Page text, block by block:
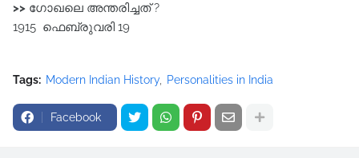
>> ഗോഖലെ അന്തരിച്ചത് ?
1915 ഫെബ്രുവരി 19
Tags: Modern Indian History Personalities in India
Facebook